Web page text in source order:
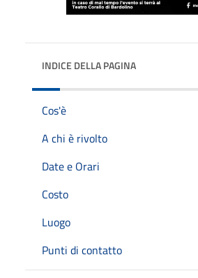
INDICE DELLA PAGINA
Cos'è
A chi è rivolto
Date e Orari
Costo
Luogo
Punti di contatto